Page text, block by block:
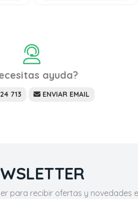
ayuda?
713 ENVIAR EMAIL
para recibir ofertas y novedades